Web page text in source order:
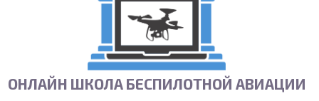
ОНЛАЙН ШКОЛА БЕСПИЛОТНОЙ АВИАЦИИ